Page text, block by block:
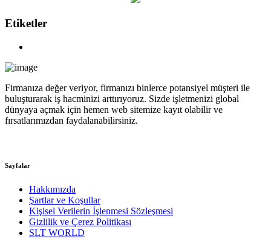
Etiketler
Firmanıza değer veriyor, firmanızı binlerce potansiyel müşteri ile
buluşturarak iş hacminizi arttırıyoruz. Sizde işletmenizi global
dünyaya açmak için hemen web sitemize kayıt olabilir ve
fırsatlarımızdan faydalanabilirsiniz.
Sayfalar
Hakkımızda
Şartlar ve Koşullar
Kişisel Verilerin İşlenmesi Sözleşmesi
Gizlilik ve Çerez Politikası
SLT WORLD